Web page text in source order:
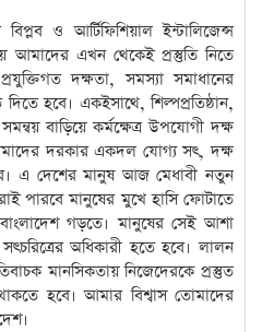
ও আর্টিফিশিয়াল ইন্টালিজেন্স
আমাদের এখন থেকেই প্রস্তুতি নিতে
দক্ষতা, সমস্যা সমাধানের
হবে। একইসাথে, শিল্পপ্রতিষ্ঠান,
বাড়িয়ে কর্মক্ষেত্র উপযোগী দক্ষ
দরকার একদল যোগ্য সৎ, দক্ষ
র। এ দেশের মানুষ আজ মেধাবী নতুন
পারবে মানুষের মুখে হাসি ফোটাতে
গড়তে। মানুষের সেই আশা
অধিকারী হতে হবে। লালন
মানসিকতায় নিজেদেরকে প্রস্তুত
হবে। আমার বিশ্বাস তোমাদের